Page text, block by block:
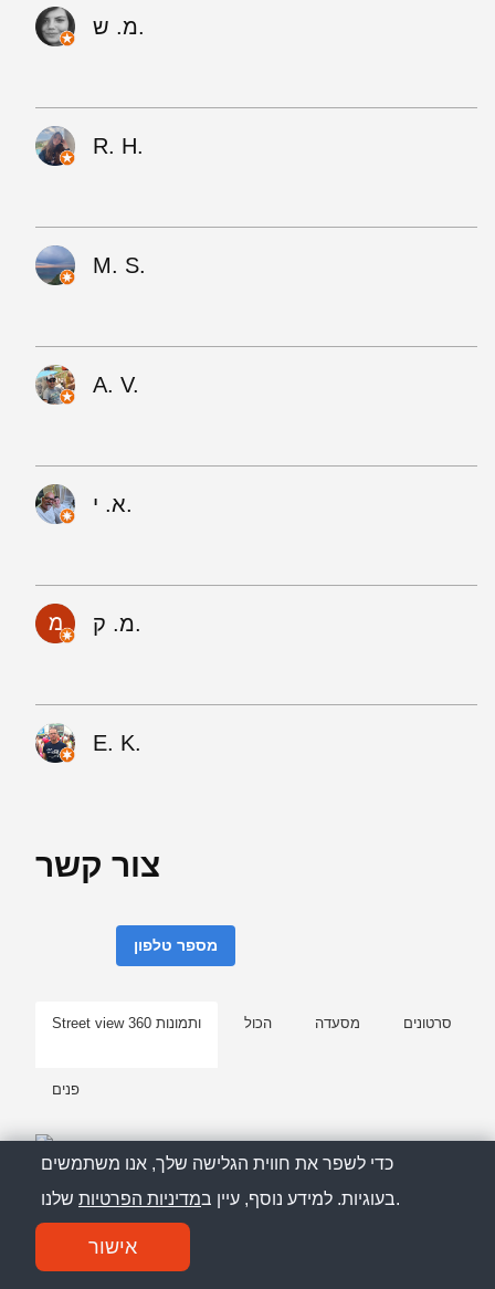
מ. ש.
R. H.
M. S.
A. V.
א. י.
מ. ק.
E. K.
צור קשר
מספר טלפון
Street view ותמונות 360 הכול מסעדה סרטונים
פנים
כדי לשפר את חווית הגלישה שלך, אנו משתמשים
בעוגיות. למידע נוסף, עיין במדיניות הפרטיות שלנו.
אישור